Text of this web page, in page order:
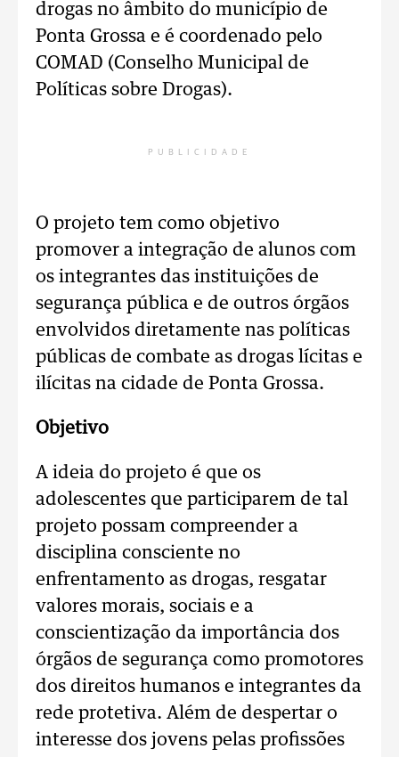
drogas no âmbito do município de
Ponta Grossa e é coordenado pelo
COMAD (Conselho Municipal de
Políticas sobre Drogas).
PUBLICIDADE
O projeto tem como objetivo
promover a integração de alunos com
os integrantes das instituições de
segurança pública e de outros órgãos
envolvidos diretamente nas políticas
públicas de combate as drogas lícitas e
ilícitas na cidade de Ponta Grossa.
Objetivo
A ideia do projeto é que os
adolescentes que participarem de tal
projeto possam compreender a
disciplina consciente no
enfrentamento as drogas, resgatar
valores morais, sociais e a
conscientização da importância dos
órgãos de segurança como promotores
dos direitos humanos e integrantes da
rede protetiva. Além de despertar o
interesse dos jovens pelas profissões